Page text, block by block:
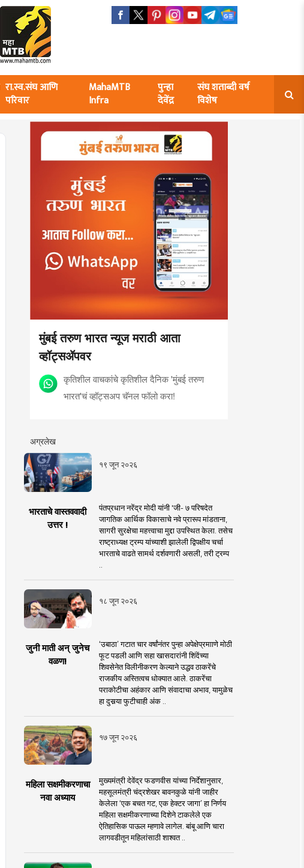
रा.स्व.संघ आणि
परिवार
MahaMTB
Infra
पुन्हा
देवेंद्र
संघ शताब्दी वर्ष
विशेष
मुंबई तरुण भारत न्यूज मराठी आता
व्हॉट्सॲपवर
कृतिशील वाचकांचे कृतिशील दैनिक 'मुंबई तरुण
भारत'चं व्हॉट्सअप चॅनल फॉलो करा!
अग्रलेख
१९ जून २०२६
भारताचे वास्तववादी
उत्तर !
पंतप्रधान नरेंद्र मोदी यांनी 'जी- ७ परिषदेत
जागतिक आर्थिक विकासाचे नवे प्रारूप मांडताना,
सागरी सुरक्षेचा महत्त्वाचा मुद्दा उपस्थित केला. तसेच
राष्ट्राध्यक्ष ट्रम्प यांच्याशी झालेली द्विपक्षीय चर्चा
भारताचे वाढते सामर्थ दर्शवणारी असली, तरी ट्रम्प
१८ जून २०२६
जुनी माती अन् जुनेच
वळण!
‘उबाठा’ गटात चार वर्षांनंतर पुन्हा अपेक्षेप्रमााणे मोठी
फूट पडली आणि सहा खासदारांनी शिंदेंच्या
शिवसेनेत विलीनीकरण केल्याने उद्धव ठाकरेंचे
राजकीय अस्तित्वच धोक्यात आले. ठाकरेंचा
पराकोटीचा अहंकार आणि संवादाचा अभाव, यामुळेच
हा दुसर्‍या फुटीचाही अंक ..
१७ जून २०२६
महिला सक्षमीकरणाचा
नवा अध्याय
मुख्यमंत्री देवेंद्र फडणवीस यांच्या निर्देशानुसार,
महसूलमंत्री चंद्रशेखर बावनकुळे यांनी जाहीर
केलेला ‘एक बचत गट, एक हेक्टर जागा’ हा निर्णय
महिला सक्षमीकरणाच्या दिशेने टाकलेले एक
ऐतिहासिक पाऊल म्हणावे लागेल. बांबू आणि चारा
लागवडीतून महिलांसाठी शाश्वत ..